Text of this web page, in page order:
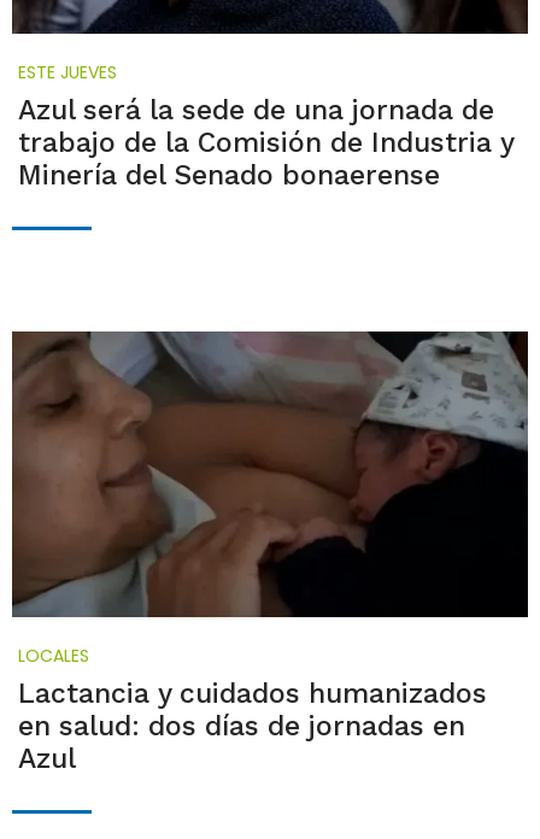
ESTE JUEVES
Azul será la sede de una jornada de
trabajo de la Comisión de Industria y
Minería del Senado bonaerense
LOCALES
Lactancia y cuidados humanizados
en salud: dos días de jornadas en
Azul